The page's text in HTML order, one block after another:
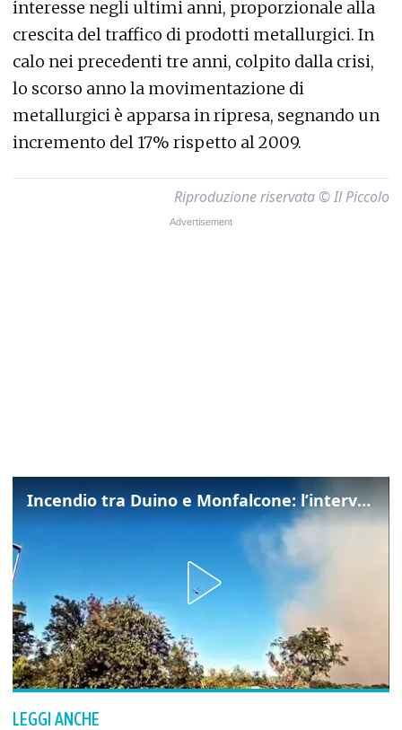
interesse negli ultimi anni, proporzionale alla
crescita del traffico di prodotti metallurgici. In
calo nei precedenti tre anni, colpito dalla crisi,
lo scorso anno la movimentazione di
metallurgici è apparsa in ripresa, segnando un
incremento del 17% rispetto al 2009.
Riproduzione riservata © Il Piccolo
Incendio tra Duino e Monfalcone: l’intervento dei vigili del fuoco
LEGGI ANCHE